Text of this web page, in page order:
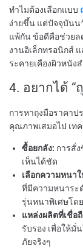
ทำไมต้องเลือกแบบ
ง่ายขึ้น แต่ปัจจุบันน
แพ้กัน ข้อดีคือช่วยล
งานอิเล็กทรอนิกส์
ระคายเคืองผิวหนัง
4. อยากได้ “
การหาถุงมือราคาป
คุณภาพเสมอไป เท
ซื้อยกลัง: การสั่
เห็นได้ชัด
เลือกความหนา
ที่มีความหนาระ
รุ่นหนาพิเศษโด
แหล่งผลิตที่เชื่อ
รับรอง เพื่อให้มั่
ภัยจริงๆ